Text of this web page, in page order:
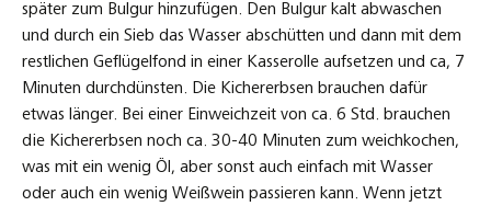
später zum Bulgur hinzufügen. Den Bulgur kalt abwaschen
und durch ein Sieb das Wasser abschütten und dann mit dem
restlichen Geflügelfond in einer Kasserolle aufsetzen und ca, 7
Minuten durchdünsten. Die Kichererbsen brauchen dafür
etwas länger. Bei einer Einweichzeit von ca. 6 Std. brauchen
die Kichererbsen noch ca. 30-40 Minuten zum weichkochen,
was mit ein wenig Öl, aber sonst auch einfach mit Wasser
oder auch ein wenig Weißwein passieren kann. Wenn jetzt